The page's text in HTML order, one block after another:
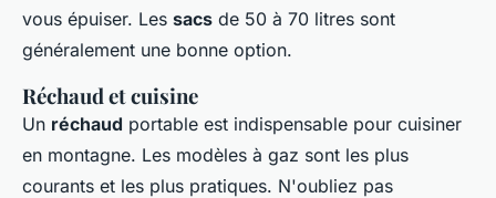
vous épuiser. Les sacs de 50 à 70 litres sont
généralement une bonne option.
Réchaud et cuisine
Un réchaud portable est indispensable pour cuisiner
en montagne. Les modèles à gaz sont les plus
courants et les plus pratiques. N'oubliez pas